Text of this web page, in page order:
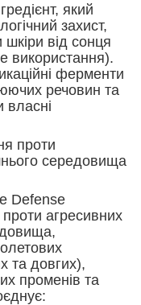
який
захист,
від сонця
використання).
ферменти
речовин та
власні
проти
середовища
Defense
агресивних
та довгих),
променів та